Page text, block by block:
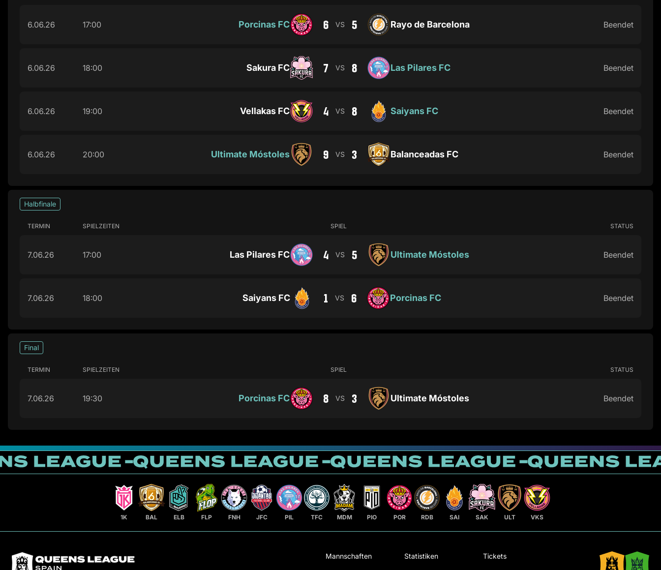
6.06.26 17:00 Porcinas FC 6 VS 5 Rayo de Barcelona Beendet
6.06.26 18:00 Sakura FC 7 VS 8 Las Pilares FC Beendet
6.06.26 19:00 Vellakas FC 4 VS 8 Saiyans FC Beendet
6.06.26 20:00 Ultimate Móstoles 9 VS 3 Balanceadas FC Beendet
Halbfinale
TERMIN SPIELZEITEN SPIEL STATUS
7.06.26 17:00 Las Pilares FC 4 VS 5 Ultimate Móstoles Beendet
7.06.26 18:00 Saiyans FC 1 VS 6 Porcinas FC Beendet
Final
TERMIN SPIELZEITEN SPIEL STATUS
7.06.26 19:30 Porcinas FC 8 VS 3 Ultimate Móstoles Beendet
1K BAL ELB FLP FNH JFC PIL TFC MDM PIO POR RDB SAI SAK ULT VKS
Mannschaften Statistiken Tickets